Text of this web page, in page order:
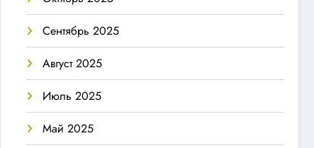
Сентябрь 2025
Август 2025
Июль 2025
Май 2025